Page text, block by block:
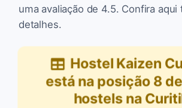
uma avaliação de 4.5. Confira aqui
detalhes.
Hostel Kaizen
está na posição 8 de
hostels na